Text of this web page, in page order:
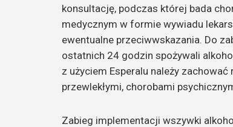
konsultację, podczas której bada
medycznym w formie wywiadu
ewentualne przeciwwskazania. Do
ostatnich 24 godzin spożywali
z użyciem Esperalu należy
przewlekłymi, chorobami
Zabieg implementacji wszywki